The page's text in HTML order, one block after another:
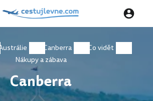
Austrálie Canberra
Co vidět
Nákupy a zábava
Canberra